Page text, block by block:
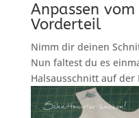
Anpassen
Vorderteil
Nimm dir deinen
Nun faltest du es
Halsausschnitt auf der